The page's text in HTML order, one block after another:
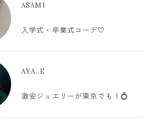
ASAMI
入学式・卒業式コーデ🤍
AYA..E
激安ジュエリーが東京でも！💍